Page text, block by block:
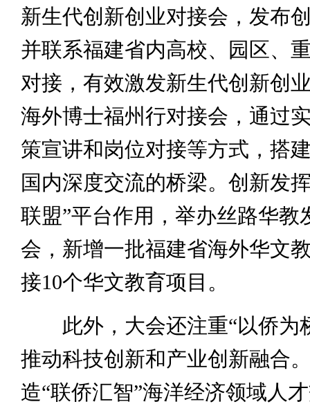
新生代创新创业对接会，发布
并联系福建省内高校、园区、
对接，有效激发新生代创新创
海外博士福州行对接会，通过
策宣讲和岗位对接等方式，搭
国内深度交流的桥梁。创新发
联盟”平台作用，举办丝路华教
会，新增一批福建省海外华文
接10个华文教育项目。
此外，大会还注重“以侨为
推动科技创新和产业创新融合
造“联侨汇智”海洋经济领域人